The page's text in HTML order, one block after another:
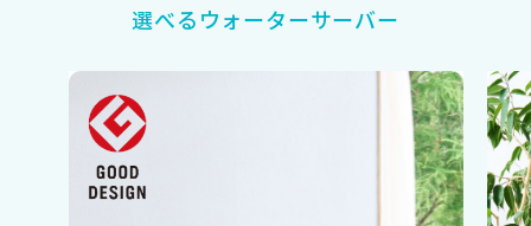
選べるウォーターサーバー